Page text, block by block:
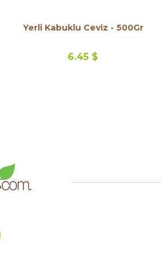
Yerli Kabuklu Ceviz - 500Gr
6.45 $